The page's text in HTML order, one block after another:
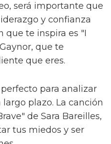
será importante que
y confianza
que te inspira es "I
que te
que eres.
para analizar
plazo. La canción
de Sara Bareilles,
tus miedos y ser